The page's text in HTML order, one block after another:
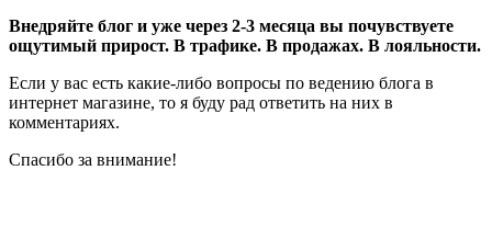
Внедряйте блог и уже через 2-3 месяца вы почувствуете
ощутимый прирост. В трафике. В продажах. В лояльности.
Если у вас есть какие-либо вопросы по ведению блога в
интернет магазине, то я буду рад ответить на них в
комментариях.
Спасибо за внимание!